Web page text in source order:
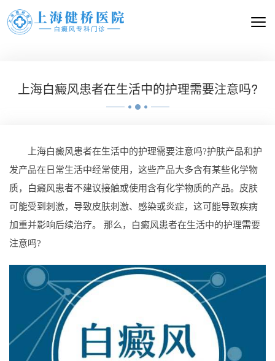
上海白癜风患者在生活中的护理需要注意吗?
上海白癜风患者在生活中的护理需要注意吗?护肤产品和护
发产品在日常生活中经常使用，这些产品大多含有某些化学物
质，白癜风患者不建议接触或使用含有化学物质的产品。皮肤
可能受到刺激，导致皮肤刺激、感染或炎症，这可能导致疾病
加重并影响后续治疗。 那么，白癜风患者在生活中的护理需要
注意吗?